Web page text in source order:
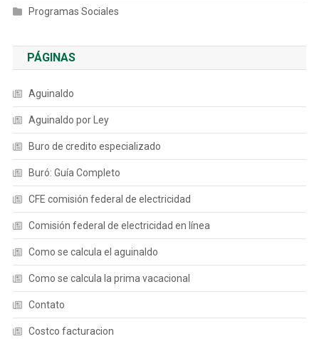
Programas Sociales
PÁGINAS
Aguinaldo
Aguinaldo por Ley
Buro de credito especializado
Buró: Guía Completo
CFE comisión federal de electricidad
Comisión federal de electricidad en línea
Como se calcula el aguinaldo
Como se calcula la prima vacacional
Contato
Costco facturacion